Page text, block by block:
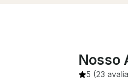
Nosso
5 (23